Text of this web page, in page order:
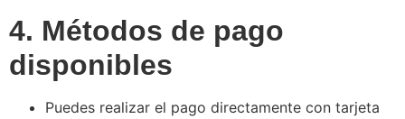
4. Métodos de pago
disponibles
Puedes realizar el pago directamente con tarjeta